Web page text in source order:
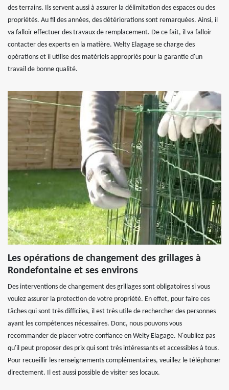
des terrains. Ils servent aussi à assurer la délimitation des espaces ou des
propriétés. Au fil des années, des détériorations sont remarquées. Ainsi, il
va falloir effectuer des travaux de remplacement. De ce fait, il va falloir
contacter des experts en la matière. Welty Elagage se charge des
opérations et il utilise des matériels appropriés pour la garantie d'un
travail de bonne qualité.
Les opérations de changement des grillages à
Rondefontaine et ses environs
Des interventions de changement des grillages sont obligatoires si vous
voulez assurer la protection de votre propriété. En effet, pour faire ces
tâches qui sont très difficiles, il est très utile de rechercher des personnes
ayant les compétences nécessaires. Donc, nous pouvons vous
recommander de placer votre confiance en Welty Elagage. N'oubliez pas
qu'il peut proposer des prix qui sont très intéressants et accessibles à tous.
Pour recueillir les renseignements complémentaires, veuillez le téléphoner
directement. Il est aussi possible de visiter ses locaux.